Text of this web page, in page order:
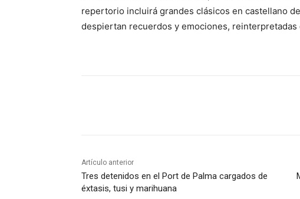
repertorio incluirá grandes clásicos en castellano
despiertan recuerdos y emociones,
Artículo anterior
Tres detenidos en el Port de Palma cargados de
éxtasis, tusi y marihuana